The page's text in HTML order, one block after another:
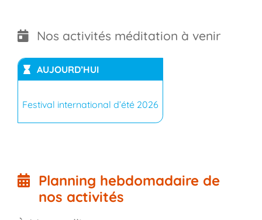
Nos activités méditation à venir
AUJOURD’HUI
Festival international d’été 2026
Planning hebdomadaire de
nos activités